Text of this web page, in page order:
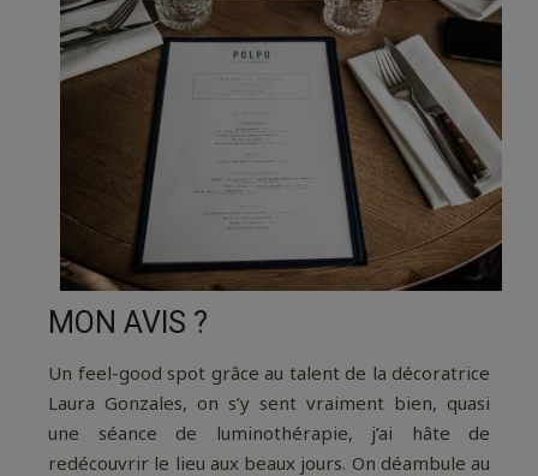
MON AVIS ?
Un feel-good spot grâce au talent de la décoratrice
Laura Gonzales, on s’y sent vraiment bien, quasi
une séance de luminothérapie, j’ai hâte de
redécouvrir le lieu aux beaux jours. On déambule au